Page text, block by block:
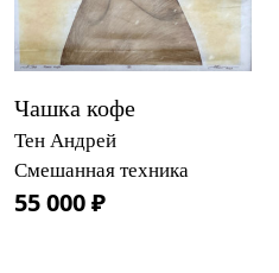
Чашка кофе
Тен Андрей
Смешанная техника
55 000 ₽